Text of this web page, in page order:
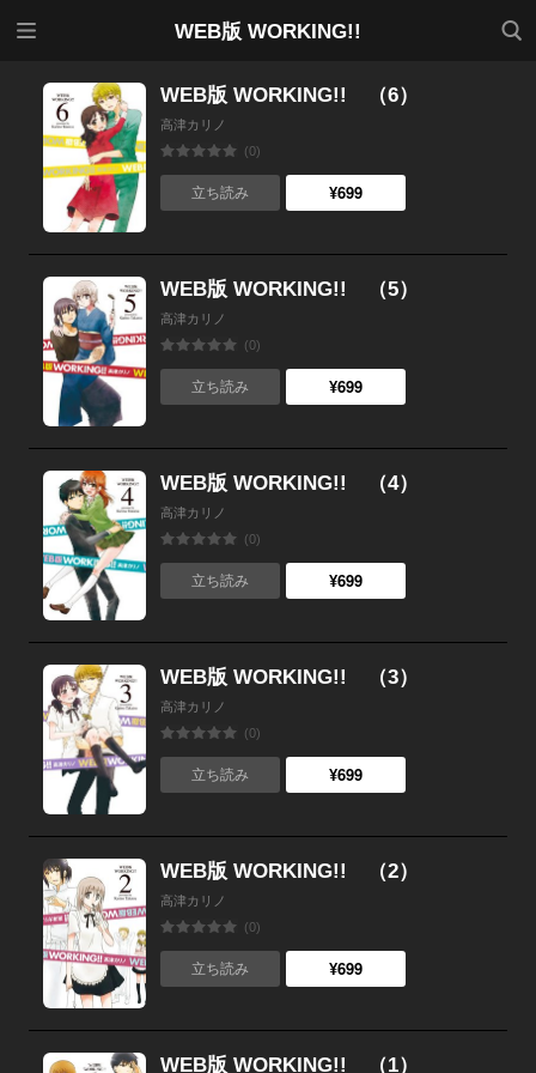
WEB版 WORKING!!
検索
WEB版 WORKING!! （6）
高津カリノ
(0)
立ち読み ¥699
WEB版 WORKING!! （5）
高津カリノ
(0)
立ち読み ¥699
WEB版 WORKING!! （4）
高津カリノ
(0)
立ち読み ¥699
WEB版 WORKING!! （3）
高津カリノ
(0)
立ち読み ¥699
WEB版 WORKING!! （2）
高津カリノ
(0)
立ち読み ¥699
WEB版 WORKING!! （1）